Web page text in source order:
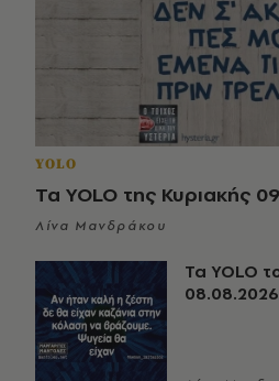
YOLO
Τα YOLO της Κυριακής
Λίνα Μανδράκου
Τα YOLO
08.08.2026